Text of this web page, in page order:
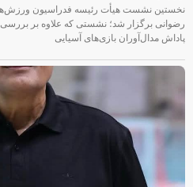
نخستین نشست هیأت رئیسه فدراسیون
رضوانی برگزار شد؛ نشستی که علاوه بر بررسی
پاداش مدال‌آوران بازی‌های آسیایی